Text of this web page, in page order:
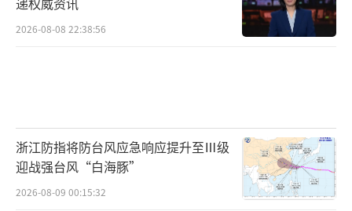
2026-08-08 22:38:56
浙江防指将防台风应急响应提升至Ⅲ级
迎战强台风“白海豚”
2026-08-09 00:15:32